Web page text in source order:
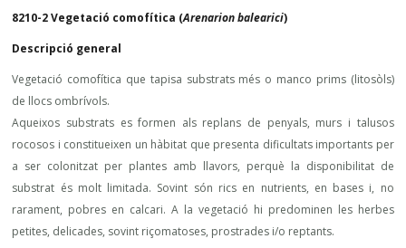
8210-2 Vegetació comofítica (Arenarion balearici)
Descripció general
Vegetació comofítica que tapisa substrats més o manco prims (litosòls)
de llocs ombrívols.
Aqueixos substrats es formen als replans de penyals, murs i talusos
rocosos i constitueixen un hàbitat que presenta dificultats importants per
a ser colonitzat per plantes amb llavors, perquè la disponibilitat de
substrat és molt limitada. Sovint són rics en nutrients, en bases i, no
rarament, pobres en calcari. A la vegetació hi predominen les herbes
petites, delicades, sovint riçomatoses, prostrades i/o reptants.